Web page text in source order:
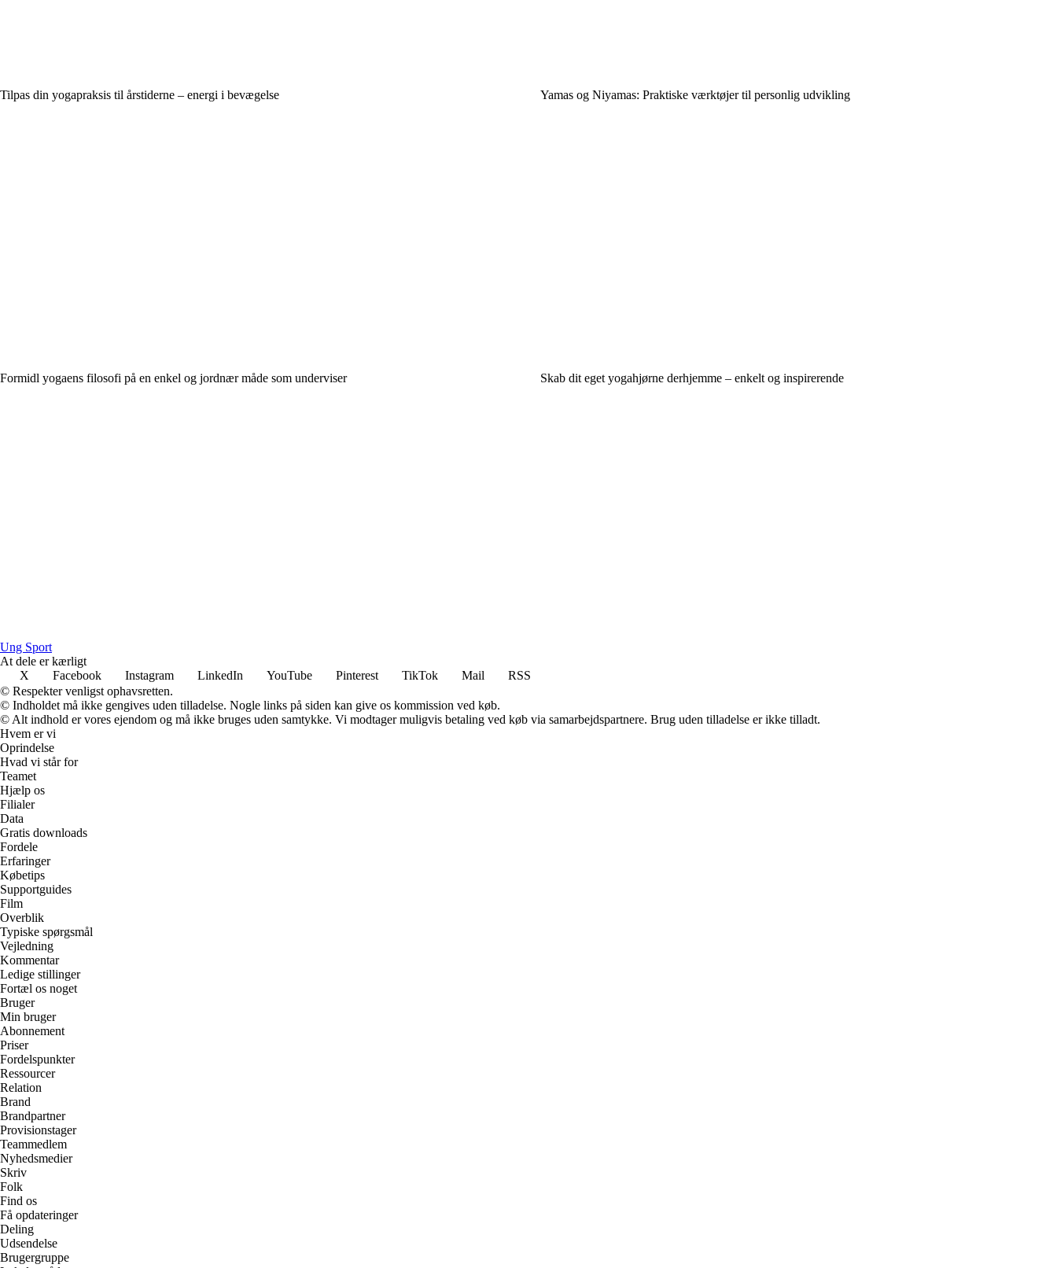
Tilpas din yogapraksis til årstiderne – energi i bevægelse Yamas og Niyamas: Praktiske værktøjer til personlig udvikling
Formidl yogaens filosofi på en enkel og jordnær måde som underviser Skab dit eget yogahjørne derhjemme – enkelt og inspirerende
Ung Sport
At dele er kærligt
X
Facebook Instagram LinkedIn YouTube Pinterest TikTok Mail
RSS
© Respekter venligst ophavsretten.
© Indholdet må ikke gengives uden tilladelse. Nogle links på siden kan give os kommission ved køb.
© Alt indhold er vores ejendom og må ikke bruges uden samtykke. Vi modtager muligvis betaling ved køb via samarbejdspartnere. Brug uden tilladelse er ikke tilladt.
Hvem er vi
Oprindelse
Hvad vi står for
Teamet
Hjælp os
Filialer
Data
Gratis downloads
Fordele
Erfaringer
Købetips
Supportguides
Film
Overblik
Typiske spørgsmål
Vejledning
Kommentar
Ledige stillinger
Fortæl os noget
Bruger
Min bruger
Abonnement
Priser
Fordelspunkter
Ressourcer
Relation
Brand
Brandpartner
Provisionstager
Teammedlem
Nyhedsmedier
Skriv
Folk
Find os
Få opdateringer
Deling
Udsendelse
Brugergruppe